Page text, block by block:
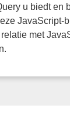
u biedt en
JavaScript-
met